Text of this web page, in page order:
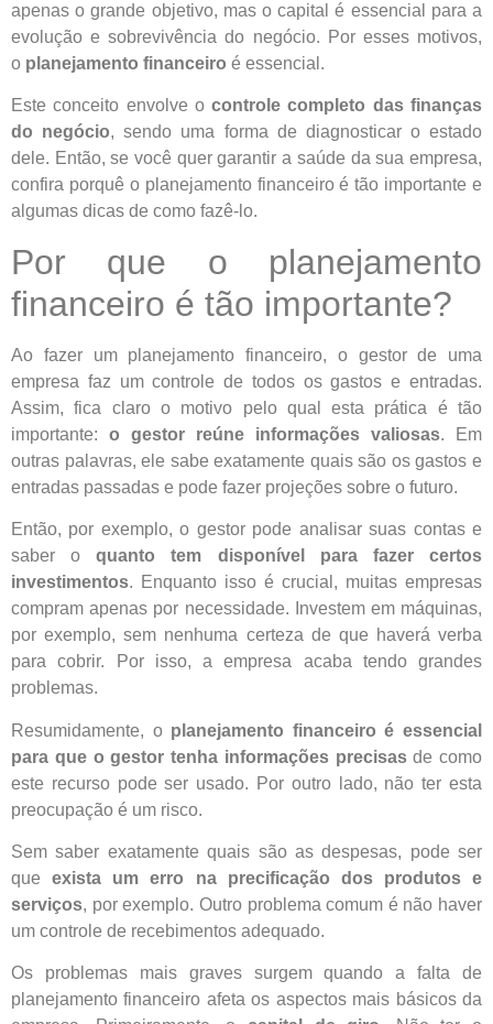
apenas o grande objetivo, mas o capital é essencial para a
evolução e sobrevivência do negócio. Por esses motivos,
o planejamento financeiro é essencial.
Este conceito envolve ocontrole completo das finanças
do negócio, sendo uma forma de diagnosticar o estado
dele. Então, se você quer garantir a saúde da sua empresa,
confira porquê o planejamento financeiro é tão importante e
algumas dicas de como fazê-lo.
Por que o planejamento
financeiro é tão importante?
Ao fazer um planejamento financeiro, o gestor de uma
empresa faz um controle de todos os gastos e entradas.
Assim, fica claro o motivo pelo qual esta prática é tão
importante: o gestor reúne informações valiosas. Em
outras palavras, ele sabe exatamente quais são os gastos e
entradas passadas e pode fazer projeções sobre o futuro.
Então, por exemplo, o gestor pode analisar suas contas e
saber oquanto tem disponível para fazer certos
investimentos. Enquanto isso é crucial, muitas empresas
compram apenas por necessidade. Investem em máquinas,
por exemplo, sem nenhuma certeza de que haverá verba
para cobrir. Por isso, a empresa acaba tendo grandes
problemas.
Resumidamente, o planejamento financeiro é essencial
para que o gestor tenha informações precisasde como
este recurso pode ser usado. Por outro lado, não ter esta
preocupação é um risco.
Sem saber exatamente quais são as despesas, pode ser
queexista um erro na precificação dos produtos e
serviços, por exemplo. Outro problema comum é não haver
um controle de recebimentos adequado.
Os problemas mais graves surgem quando a falta de
planejamento financeiro afeta os aspectos mais básicos da